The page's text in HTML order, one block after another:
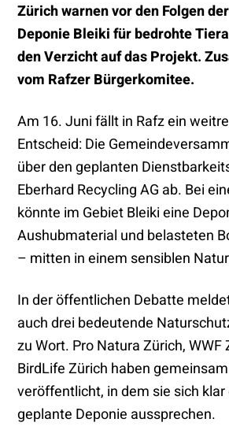
Zürich warnen vor den Folgen
Deponie Bleiki für bedrohte
den Verzicht auf das Projekt.
vom Rafzer Bürgerkomitee.
Am 16. Juni fällt in Rafz ein
Entscheid: Die
über den geplanten
Eberhard Recycling AG ab. Bei
könnte im Gebiet Bleiki eine
Aushubmaterial und belasteten
– mitten in einem sensiblen
In der öffentlichen Debatte
auch drei bedeutende
zu Wort. Pro Natura Zürich, WWF
BirdLife Zürich haben
veröffentlicht, in dem sie sich klar
geplante Deponie aussprechen.